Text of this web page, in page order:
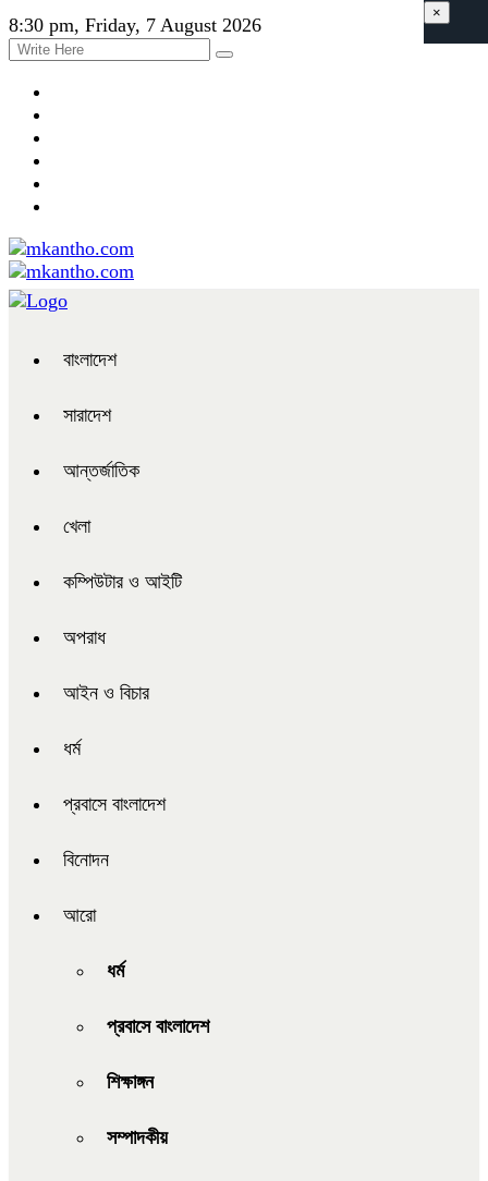
8:30 pm, Friday, 7 August 2026
বাংলাদেশ
সারাদেশ
আন্তর্জাতিক
খেলা
কম্পিউটার ও আইটি
অপরাধ
আইন ও বিচার
ধর্ম
প্রবাসে বাংলাদেশ
বিনোদন
আরো
ধর্ম
প্রবাসে বাংলাদেশ
শিক্ষাঙ্গন
সম্পাদকীয়
×